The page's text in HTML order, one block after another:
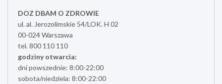
DOZ DBAM O ZDROWIE
ul. al. Jerozolimskie 54/LOK. H 02
00-024 Warszawa
tel. 800 110 110
godziny otwarcia:
dni powszednie: 8:00-22:00
sobota/niedziela: 8:00-22:00